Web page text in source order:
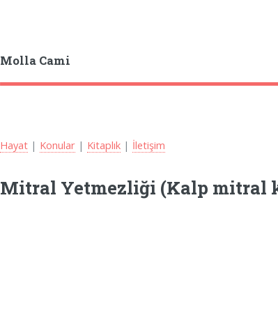
Molla Cami
Hayat | Konular | Kitaplık | İletişim
Mitral Yetmezliği (Kalp mitral